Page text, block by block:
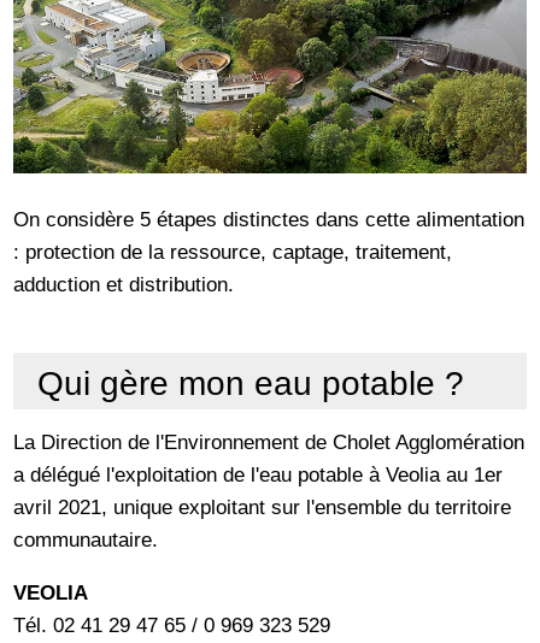
On considère 5 étapes distinctes dans cette alimentation
: protection de la ressource, captage, traitement,
adduction et distribution.
Qui gère mon eau potable ?
La Direction de l'Environnement de Cholet Agglomération
a délégué l'exploitation de l'eau potable à Veolia au 1er
avril 2021, unique exploitant sur l'ensemble du territoire
communautaire.
VEOLIA
Tél. 02 41 29 47 65 / 0 969 323 529